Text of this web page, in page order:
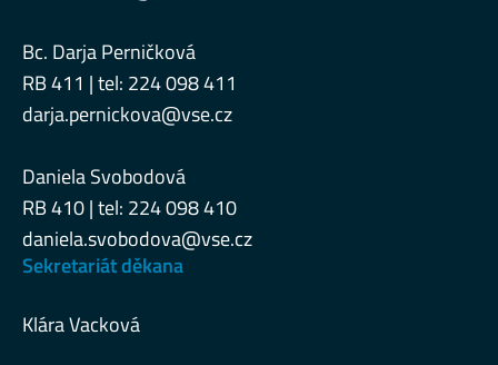
Bc. Darja Perničková
RB 411 | tel: 224 098 411
darja.pernickova@vse.cz
Daniela Svobodová
RB 410 | tel: 224 098 410
daniela.svobodova@vse.cz
Sekretariát děkana
Klára Vacková